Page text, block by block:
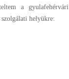
a gyulafehérvári
szolgálati helyükre: